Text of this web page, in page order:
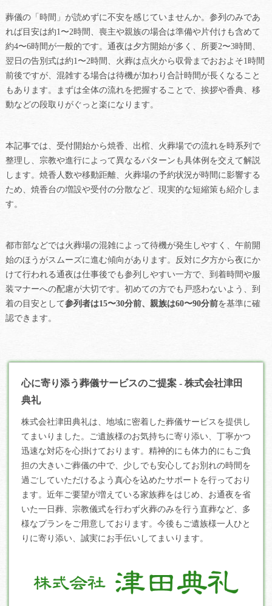
葬儀の「時間」が読めずに不安を感じていませんか。参列のみであ
れば目安は約1〜2時間、喪主や親族の場合は準備や片付けも含めて
約4〜6時間が一般的です。通夜は夕方開始が多く、所要2〜3時間、
翌日の告別式は約1〜2時間、火葬は点火から収骨までおおよそ1時間
前後ですが、混雑する場合は待機が加わり合計時間が長くなること
もあります。まずは全体の流れを把握することで、挨拶や香典、移
動などの段取りがぐっと楽になります。
本記事では、受付開始から焼香、出棺、火葬場での流れを時系列で
整理し、宗教や進行によって異なるパターンも具体例を交えて解説
します。焼香人数や移動距離、火葬場の予約状況が時間に影響する
ため、焼香台の増設や受付の分散など、現実的な短縮策も紹介しま
す。
都市部などでは火葬場の混雑によって待機が発生しやすく、午前開
始のほうがスムーズに進む傾向があります。反対に夕方から夜にか
けて行われる通夜は仕事後でも参列しやすい一方で、到着時間や服
装マナーへの配慮が大切です。初めての方でも戸惑わないよう、到
着の目安として参列者は15〜30分前、親族は60〜90分前を基準に確
認できます。
心に寄り添う葬儀サービスのご提案 - 株式会社津田
典礼
株式会社津田典礼は、地域に密着した葬儀サービスを提供し
てまいりました。ご遺族様のお気持ちに寄り添い、丁寧かつ
迅速な対応を心掛けております。精神的にも体力的にもご負
担の大きいご葬儀の中で、少しでも安心してお別れの時間を
過ごしていただけるよう真心を込めたサポートを行っており
ます。近年ご要望が増えている家族葬をはじめ、お通夜を省
いた一日葬、宗教儀式を行わず火葬のみを行う直葬など、多
様なプランをご用意しております。今後もご遺族様一人ひと
りに寄り添い、誠実にお手伝いしてまいります。